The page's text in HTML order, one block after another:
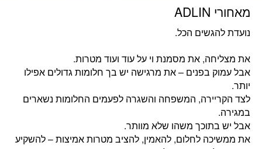
מאחורי ADLIN
נועדת להגשים הכל.
את מצליחה, את מסמנת וי על עוד ועוד מטרות.
אבל עמוק בפנים – את מרגישה יש בך חלומות גדולים אפילו
יותר.
לצד הקריירה, המשפחה והשגרה לפעמים החלומות נשארים
במגירה.
אבל יש בתוכך משהו שלא מוותר.
את ממשיכה לחלום, להאמין, להציב מטרות אמיצות – להשקיע